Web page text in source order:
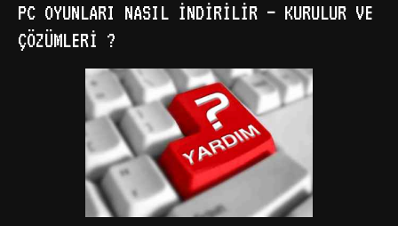
PC OYUNLARI NASIL İNDIRILIR – KURULUR VE
ÇÖZÜMLERI ?